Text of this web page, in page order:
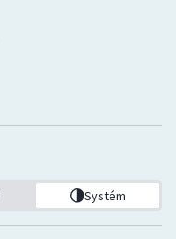
Systém